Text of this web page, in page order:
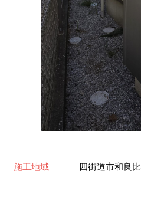
施工地域 四街道市和良比